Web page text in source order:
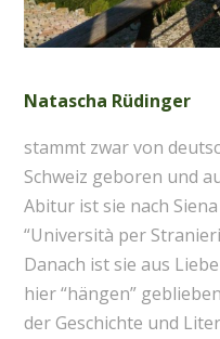
Natascha Rüdinger
stammt zwar von
Schweiz geboren und
Abitur ist sie nach
“Università per
Danach ist sie aus
hier “hängen”
der Geschichte und